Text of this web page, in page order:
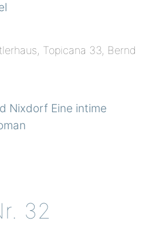
Nixdorf Eine intime
32